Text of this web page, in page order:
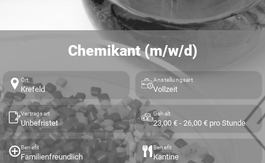
Chemikant (m/w/d)
Ort
Krefeld
Anstellungsart
Vollzeit
Vertragsart
Unbefristet
Gehalt
23,00 € - 26,00 € pro Stunde
Benefit
Familienfreundlich
Benefit
Kantine